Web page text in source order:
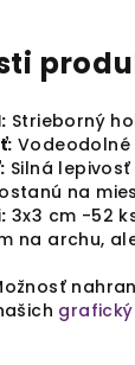
Strieborný
Silná
na
3x3 cm -52
na archu,